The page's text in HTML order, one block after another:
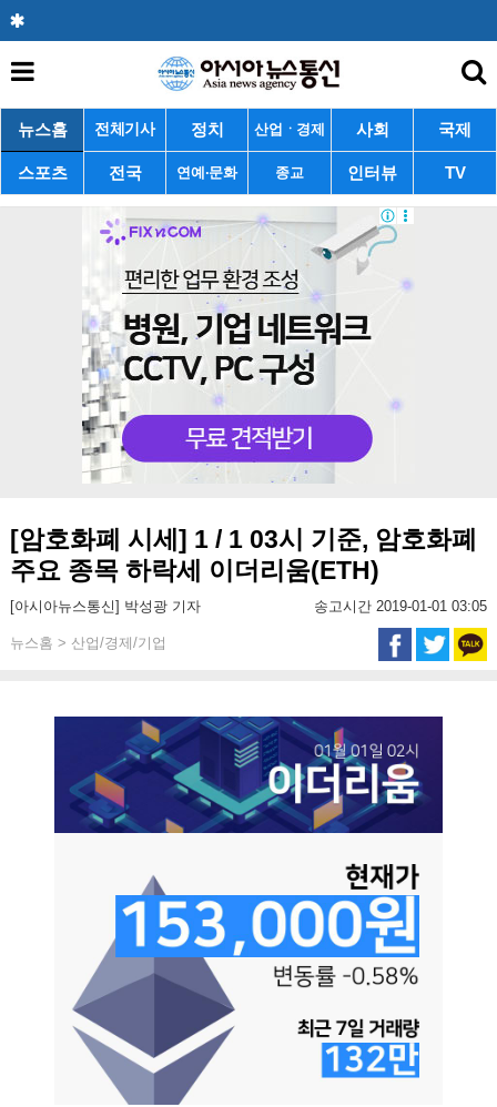
뉴스홈 전체기사 정치 산업ㆍ경제 사회 국제
스포츠 전국 연예·문화 종교 인터뷰 TV
[암호화폐 시세] 1 / 1 03시 기준, 암호화폐
주요 종목 하락세 이더리움(ETH)
[아시아뉴스통신] 박성광 기자 송고시간 2019-01-01 03:05
뉴스홈 > 산업/경제/기업